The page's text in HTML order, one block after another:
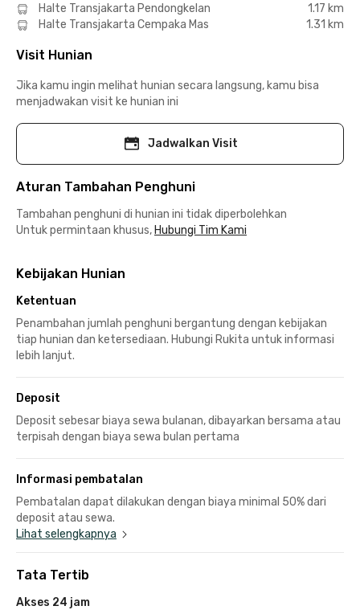
Halte Transjakarta Pendongkelan
1.17 km
Halte Transjakarta Cempaka Mas
1.31 km
Visit Hunian
Jika kamu ingin melihat hunian secara langsung, kamu bisa
menjadwakan visit ke hunian ini
Jadwalkan Visit
Aturan Tambahan Penghuni
Tambahan penghuni di hunian ini tidak diperbolehkan
Untuk permintaan khusus, Hubungi Tim Kami
Kebijakan Hunian
Ketentuan
Penambahan jumlah penghuni bergantung dengan kebijakan
tiap hunian dan ketersediaan. Hubungi Rukita untuk informasi
lebih lanjut.
Deposit
Deposit sebesar biaya sewa bulanan, dibayarkan bersama atau
terpisah dengan biaya sewa bulan pertama
Informasi pembatalan
Pembatalan dapat dilakukan dengan biaya minimal 50% dari
deposit atau sewa.
Lihat selengkapnya
Tata Tertib
Akses 24 jam